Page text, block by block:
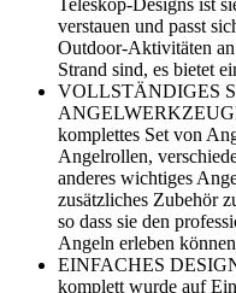
Teleskop-Designs ist
verstauen und passt
Outdoor-Aktivitäten
Strand sind, es bietet
VOLLSTÄNDIGES
komplettes Set von
Angelrollen,
anderes wichtiges
zusätzliches Zubehör
so dass sie den
Angeln erleben
EINFACHES
komplett wurde auf